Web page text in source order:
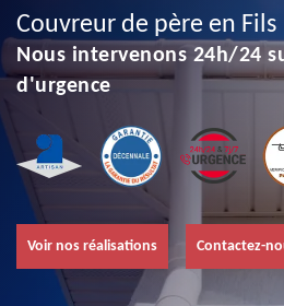
Couvreur de père en Fils
Nous intervenons 24h/24
d'urgence
Voir nos réalisations Contactez-